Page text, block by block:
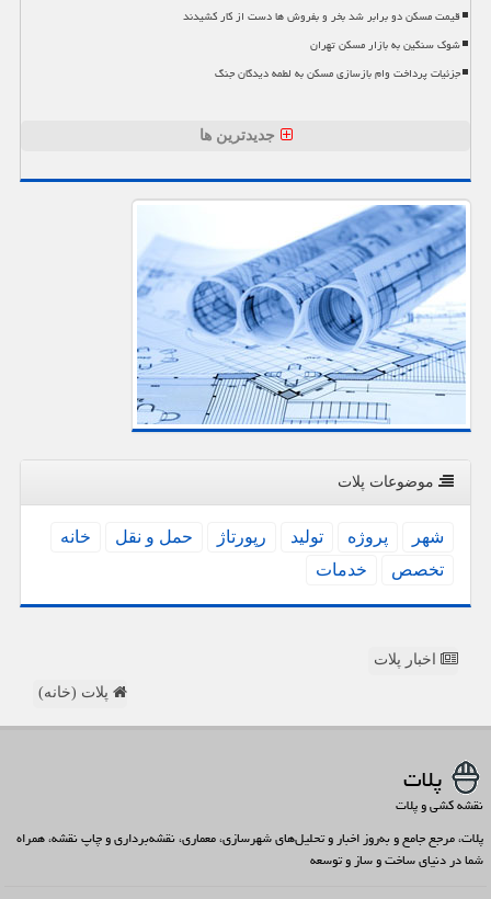
قیمت مسکن دو برابر شد بخر و بفروش ها دست از کار کشیدند
شوک سنگین به بازار مسکن تهران
جزئیات پرداخت وام بازسازی مسکن به لطمه دیدگان جنگ
جدیدترین ها
موضوعات پلات
شهر پروژه تولید رپورتاژ حمل و نقل
خانه
تخصص
خدمات
اخبار پلات
پلات (خانه)
پلات
نقشه کشی و پلات
پلات، مرجع جامع و به‌روز اخبار و تحلیل‌های شهرسازی، معماری، نقشه‌برداری و چاپ نقشه، همراه
شما در دنیای ساخت و ساز و توسعه